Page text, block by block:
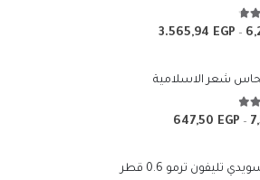
5
–
3.565,94 EGP
نطاق
منشعر الاسلامية
5
–
647,50 EGP
منتليفون ترمو 0.6 قطر